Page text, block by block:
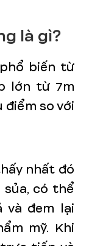
là gì?
biến từ
lớn từ 7m
điểm so với
nhất đó
có thể
và đem lại
mỹ. Khi